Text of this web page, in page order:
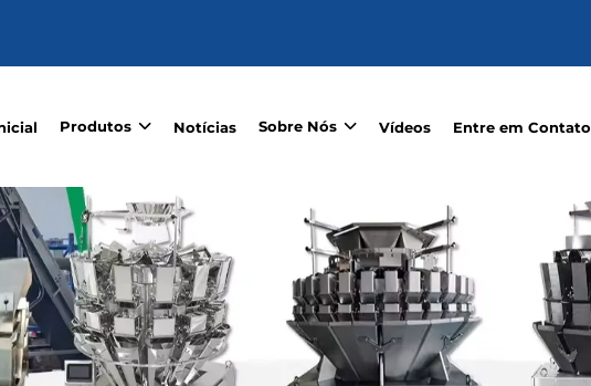
Produtos Notícias Sobre Nós Vídeos Entre em Contato